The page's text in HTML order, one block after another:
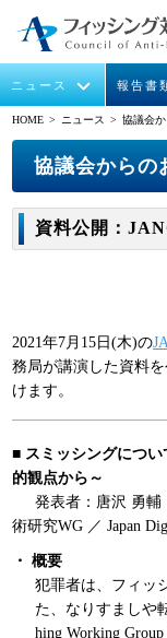
ニュース 報告書
マンガで
HOME > ニュース >協議会
協議会からの
資料公開：
2021年7月15日(木)の
務局が講演した資料
けます。
■ スミッシングにつ
的観点から～
発表者：唐沢 勇輔
術研究WG ／ Japan
・ 概要
犯罪者は、フィッ
た、なりすましや
hing Working